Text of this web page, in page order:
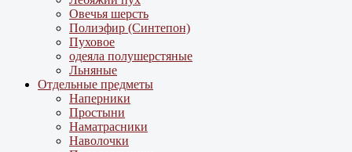
Овечья шерсть
Полиэфир (Синтепон)
Пуховое
одеяла полушерстяные
Льняные
Отдельные предметы
Наперники
Простыни
Наматрасники
Наволочки